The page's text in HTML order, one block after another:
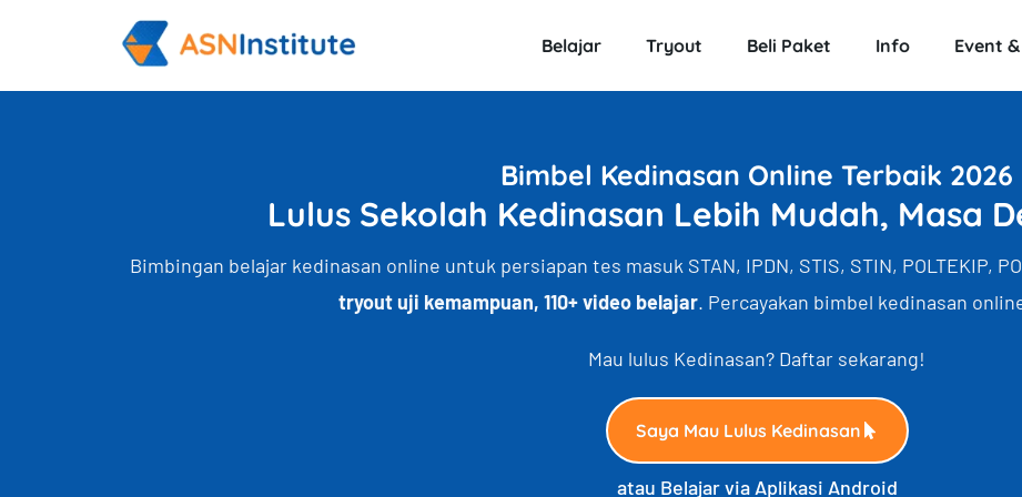
Belajar Tryout Beli Paket Info Event
Bimbel Kedinasan Online Terbaik 2026
Lulus Sekolah Kedinasan Lebih Mudah, Masa
Bimbingan belajar kedinasan online untuk persiapan tes masuk STAN, IPDN, STIS, STIN, POLTEKIP,
tryout uji kemampuan, 110+ video belajar. Percayakan bimbel kedinasan
Mau lulus Kedinasan? Daftar sekarang!
Saya Mau Lulus Kedinasan
atau Belajar via Aplikasi Android